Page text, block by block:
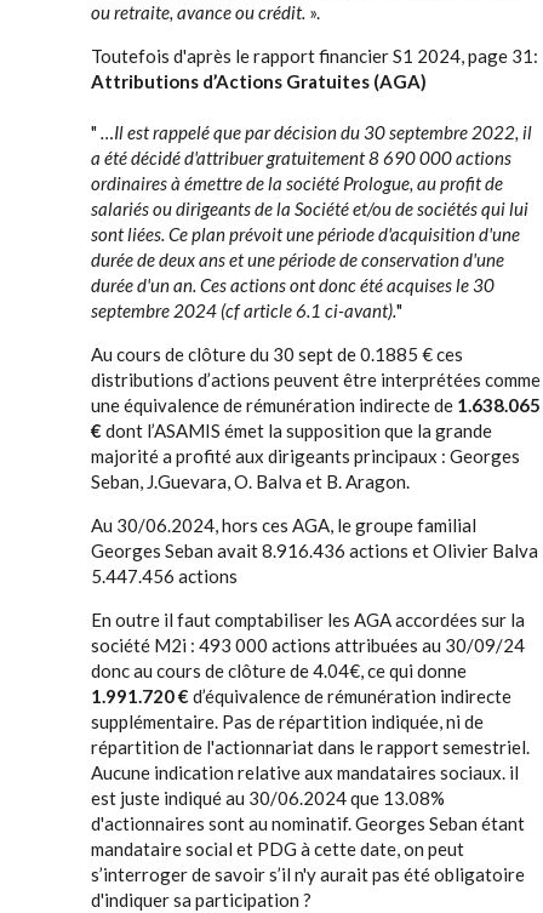
ou retraite, avance ou crédit. ».
Toutefois d'après le rapport financier S1 2024, page 31:
Attributions d’Actions Gratuites (AGA)
" …Il est rappelé que par décision du 30 septembre 2022, il
a été décidé d'attribuer gratuitement 8 690 000 actions
ordinaires à émettre de la société Prologue, au profit de
salariés ou dirigeants de la Société et/ou de sociétés qui lui
sont liées. Ce plan prévoit une période d'acquisition d'une
durée de deux ans et une période de conservation d'une
durée d'un an. Ces actions ont donc été acquises le 30
septembre 2024 (cf article 6.1 ci-avant)."
Au cours de clôture du 30 sept de 0.1885 € ces
distributions d’actions peuvent être interprétées comme
une équivalence de rémunération indirecte de 1.638.065
€ dont l’ASAMIS émet la supposition que la grande
majorité a profité aux dirigeants principaux : Georges
Seban, J.Guevara, O. Balva et B. Aragon.
Au 30/06.2024, hors ces AGA, le groupe familial
Georges Seban avait 8.916.436 actions et Olivier Balva
5.447.456 actions
En outre il faut comptabiliser les AGA accordées sur la
société M2i : 493 000 actions attribuées au 30/09/24
donc au cours de clôture de 4.04€, ce qui donne
1.991.720 € d’équivalence de rémunération indirecte
supplémentaire. Pas de répartition indiquée, ni de
répartition de l'actionnariat dans le rapport semestriel.
Aucune indication relative aux mandataires sociaux. il
est juste indiqué au 30/06.2024 que 13.08%
d'actionnaires sont au nominatif. Georges Seban étant
mandataire social et PDG à cette date, on peut
s’interroger de savoir s’il n'y aurait pas été obligatoire
d'indiquer sa participation ?